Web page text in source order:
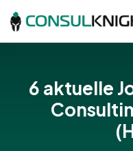
6 aktuelle